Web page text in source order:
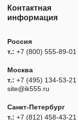
Контактная
информация
Россия
т.: +7 (800) 555-89-01
Москва
т.: +7 (495) 134-53-21
site@ik555.ru
Санкт-Петербург
т.: +7 (812) 458-43-21